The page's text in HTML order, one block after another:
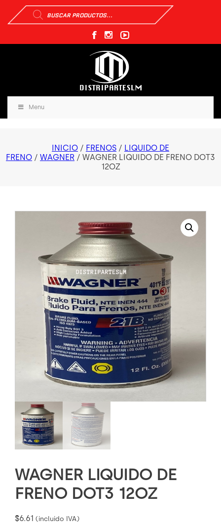
Búsqueda
de
productos
Menu
INICIO / FRENOS / LIQUIDO DE
FRENO / WAGNER / WAGNER LIQUIDO DE FRENO DOT3
12OZ
WAGNER LIQUIDO DE
FRENO DOT3 12OZ
$6.61 (incluido IVA)